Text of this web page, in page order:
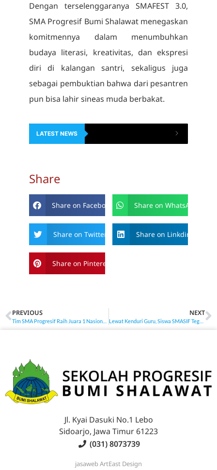
Dengan terselenggaranya SMAFEST 3.0,
SMA Progresif Bumi Shalawat menegaskan
komitmennya dalam menumbuhkan
budaya literasi, kreativitas, dan ekspresi
diri di kalangan santri, sekaligus juga
sebagai pembuktian bahwa dari pesantren
pun bisa lahir sineas muda berbakat.
LATEST NEWS
Share
Share on Facebook Share on WhatsApp
Share on Twitter Share on Linkdin
Share on Pinterest
PREVIOUS NEXT
Lewat Kenduri Guru, Siswa SMASIF Teguhkan Kembali Pentingnya Adab Murid kepada Guru
Jl. Kyai Dasuki No.1 Lebo
Sidoarjo, Jawa Timur 61223
(031) 8073739
jasawebArtEast Design